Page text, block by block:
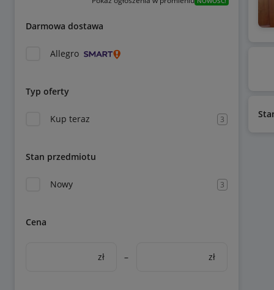
Darmowa dostawa
Allegro
Typ oferty
Kup teraz 3
Stan przedmiotu
Nowy 3
Cena
zł – zł